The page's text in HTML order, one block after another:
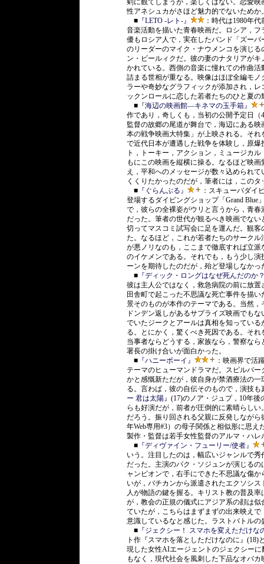
剣に観てしまうが，楽しくはない。恋愛
性アネシュカがさほど魅力的でないため
■ 『LETO -レト-』
：時代は1980年
音楽活動を描いた青春映画だ。ロシア，
優もロシア人で，実在したバンド「ズー
のリーダーのマイク・ナウメンコを演じ
ン・ビールィクだ。彼の妻のナタリアが
かれている。西側の音楽に憧れての作曲
詰まる世相が重なる。映像はほぼ全編モ
ラーや奇妙なグラフィックが添加され，
ックンロールに恋した若者たちのひと夏
■ 『海辺の映画館―キネマの玉手箱』
作であり，奇しくも，当初の公開予定日
監督の故郷の尾道が舞台で，海辺にある
本の戦争映画大特集」が上映される。そ
で近代日本が遭遇した戦争を体験し，原
ト，トーキー，アクション，ミュージカ
もにこの映画を縦横に操る。なるほど映
え，平和へのメッセージが数々込められ
くくりたかったのだが，筆者には，この
■ 『ぐらんぶる』
：スキューバダイ
登場するダイビングショップ「Grand
で，彼らの全裸姿がウリと言うから，青
だった。筆者の世代が観るべき映画でな
切ってマスコミ試写会に足を運んだ。観
た。なるほど，これが若者たちのサーク
が悪ノリなのも，ここまで徹底すれば立
のイケメンである。それでも，もう少し
ーンを期待したのだが，殆ど登場しなか
■ 『ディック・ロングはなぜ死んだのか
彼は主人公ではなく，救急病院の前に放
田舎町で起こった不思議な死亡事件を描
景そのものが本作のテーマである。当然
ドンデン返しがあるサプライズ映画でも
でいたジークとアールは真相を知ってい
る。とにかく，驚くべき死因である。そ
当事者ならどうする，家族なら，警察な
署長の掛け合いが面白かった。
■ 『ハニーボーイ』
：映画界で活
テーマのヒューマンドラマだ。スピルバ
かと感慨新ただが，彼自身が禁酒療法の
る。言わば，彼の自伝そのもので，演技
ー 君は太陽』(17)のノア・ジュプ，10年
らも好演だが，前者が圧倒的に素晴らし
だろう。振り回される父親に反発しなが
年Web専用#3）の母子関係と相似形に思
製作・監督は若手女性監督のアルマ・ハ
■ 『ディヴァイン・フューリー/使者』
いう。注目したのは，幅広いジャンルで
だった。主演のパク・ソジュンが演じる
ャンピオンで，右手にできた不思議な傷
いが，バチカンから派遣されたエクソシ
人が物語の鍵を握る。キリスト教の普及
が，教会の正規の儀式にアジア系の顔は
ていたが，こちらはまずまずの出来映えで
意識しているなと感じた。ラストバトル
■ 『ジェクシー！ スマホを変えただけな
ト作『スマホを落としただけなのに』
現した女性AIエージェントのジェクシー
もなく，現代社会を風刺した下品なオバ